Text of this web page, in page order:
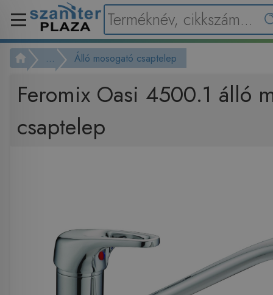
... Álló mosogató csaptelep
Feromix Oasi 4500.1 álló
csaptelep